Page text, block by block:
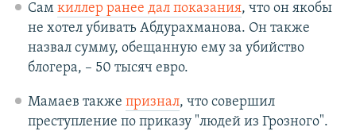
Сам киллер ранее дал показания, что он якобы
не хотел убивать Абдурахманова. Он также
назвал сумму, обещанную ему за убийство
блогера, – 50 тысяч евро.
Мамаев также признал, что совершил
преступление по приказу "людей из Грозного".